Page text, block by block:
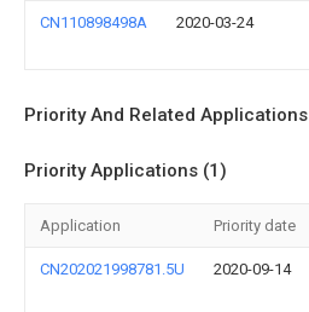
CN110898498A 2020-03-24
Priority And Related Applications
Priority Applications (1)
Application Priority date
CN202021998781.5U 2020-09-14